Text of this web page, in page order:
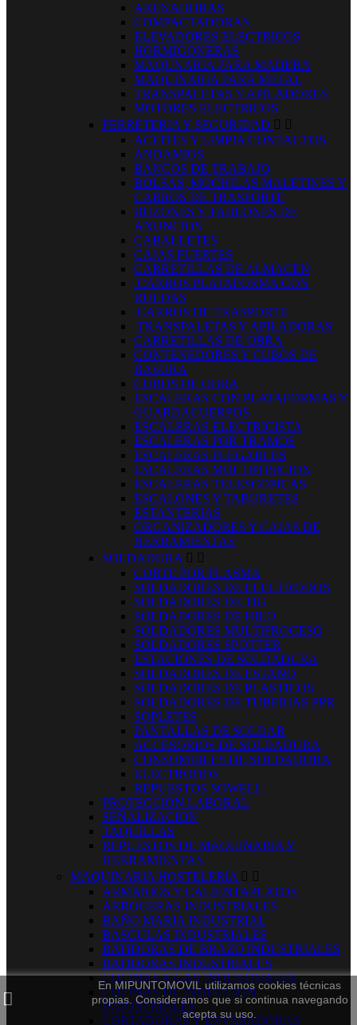
En MIPUNTOMOVIL utilizamos cookies técnicas
propias. Consideramos que si continua navegando
acepta su uso.
ARENADORAS
COMPACTADORAS
ELEVADORES ELECTRICOS
HORMIGONERAS
MAQUNARIA PARA MADERA
MAQUINARIA PARA METAL
TRANSPALETAS Y APILADORES
MOTORES ELECTRICOS
FERRETERIA Y SEGURIDAD  
ACEITES Y LIMPIA CONTACTOS
ANDAMIOS
BANCOS DE TRABAJO
BOLSAS, MOCHILAS MALETINES Y
CARROS DE TRASPORTE
BUZONES Y TABLONES DE
ANUNCIOS
CABALLETES
CAJAS FUERTES
CARRETILLAS DE ALMACEN
.CARROS PLATAFORMA CON
RUEDAS
.CARROS DE TRASPORTE
.TRANSPALETAS Y APILADORAS
CARRETILLAS DE OBRA
CONTENEDORES Y CUBOS DE
BASURA
CUBOS DE OBRA
ESCALERAS CON PLATAFORMAS Y
GUARDACUERPOS
ESCALERAS ELECTRICISTA
ESCALERAS POR TRAMOS
ESCALERAS PLEGABLES
ESCALERAS MULTIPOSICION
ESCALERAS TELESCOPICAS
ESCALONES Y TABURETES
ESTANTERIAS
ORGANIZADORES Y CAJAS DE
HERRAMIENTAS
SOLDADURA  
CORTE POR PLASMA
SOLDADORES DE ELECTRODOS
SOLDADORES DE TIG
SOLDADORES DE HILO
SOLDADORES MULTIPROCESO
SOLDADORES SPOTTER
ESTACIONES DE SOLDADURA
SOLDADORES DE ESTAÑO
SOLDADORES DE PLASTICOS
SOLDADORES DE TUBERIAS PPR
SOPLETES
PANTALLAS DE SOLDAR
ACCESORIOS DE SOLDADURA
CONSUMIBLES DE SOLDADURA
ELECTRODOS
REPUESTOS SOWELL
PROTECCION LABORAL
SEÑALIZACION
TAQUILLAS
REPUESTOS DE MAQUINARIA Y
HERRAMIENTAS
MAQUINARIA HOSTELERIA  
ARMARIOS Y CALIENTAPLATOS
ARROCERAS INDUSTRIALES
BAÑO MARIA INDUSTRIAL
BASCULAS INDUSTRIALES
BATIDORAS DE BRAZO INDUSTRIALES
BATIDORAS INDUSTRIALES
COCINAS A GAS INDUSTRIALES
COCINAS DE INDUCCION
INDUSTRIALES
CORTADORAS Y ENVASADORAS